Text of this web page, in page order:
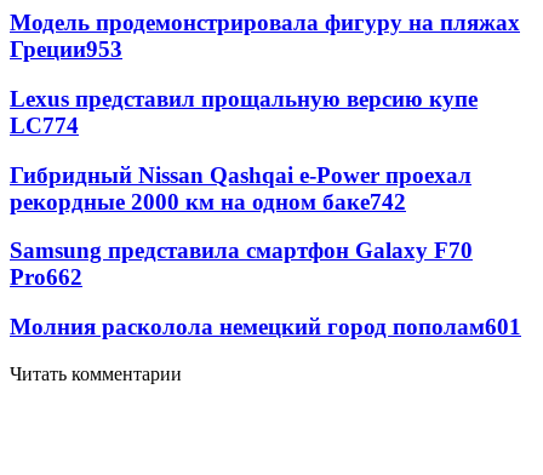
Модель продемонстрировала фигуру на пляжах
Греции953
Lexus представил прощальную версию купе
LC774
Гибридный Nissan Qashqai e-Power проехал
рекордные 2000 км на одном баке742
Samsung представила смартфон Galaxy F70
Pro662
Молния расколола немецкий город пополам601
Читать комментарии